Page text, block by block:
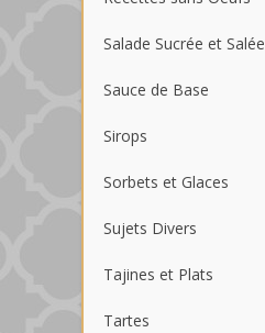
Salade Sucrée et Salée
Sauce de Base
Sirops
Sorbets et Glaces
Sujets Divers
Tajines et Plats
Tartes